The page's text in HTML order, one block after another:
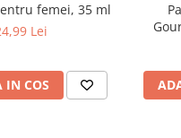
femei, 35 ml
Lei
IN COS